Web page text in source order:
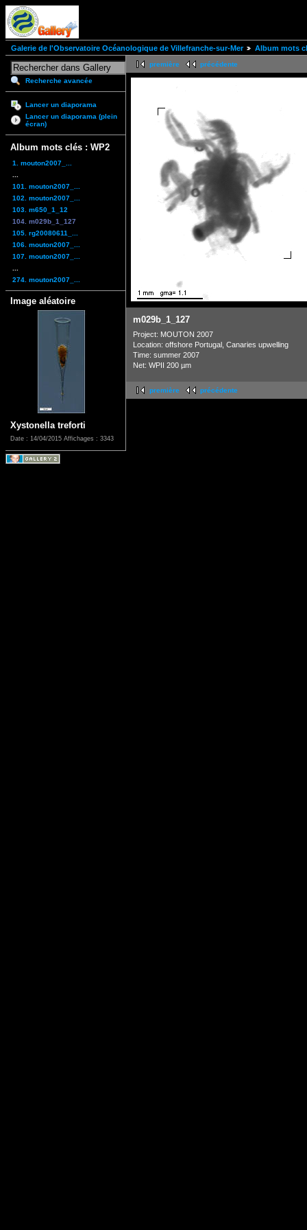
Galerie de l'Observatoire Océanologique de Villefranche-sur-Mer Album mots
Recherche avancée
Lancer un diaporama
Lancer un diaporama (plein
écran)
Album mots clés : WP2
1. mouton2007_...
101. mouton2007_...
102. mouton2007_...
103. m650_1_12
104. m029b_1_127
105. rg20080611_...
106. mouton2007_...
107. mouton2007_...
274. mouton2007_...
Image aléatoire
Xystonella treforti
Date : 14/04/2015 Affichages : 3343
première précédente
m029b_1_127
Project: MOUTON 2007
Location: offshore Portugal, Canaries upwelling
Time: summer 2007
Net: WPII 200 µm
première précédente